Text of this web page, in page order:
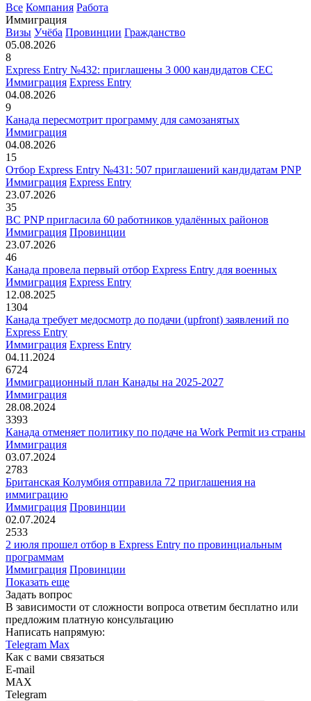
Все Компания Работа
Иммиграция
Визы Учёба Провинции Гражданство
05.08.2026
8
Express Entry №432: приглашены 3 000 кандидатов CEC
Иммиграция Express Entry
04.08.2026
9
Канада пересмотрит программу для самозанятых
Иммиграция
04.08.2026
15
Отбор Express Entry №431: 507 приглашений кандидатам PNP
Иммиграция Express Entry
23.07.2026
35
BC PNP пригласила 60 работников удалённых районов
Иммиграция Провинции
23.07.2026
46
Канада провела первый отбор Express Entry для военных
Иммиграция Express Entry
12.08.2025
1304
Канада требует медосмотр до подачи (upfront) заявлений по
Express Entry
Иммиграция Express Entry
04.11.2024
6724
Иммиграционный план Канады на 2025-2027
Иммиграция
28.08.2024
3393
Канада отменяет политику по подаче на Work Permit из страны
Иммиграция
03.07.2024
2783
Британская Колумбия отправила 72 приглашения на
иммиграцию
Иммиграция Провинции
02.07.2024
2533
2 июля прошел отбор в Express Entry по провинциальным
программам
Иммиграция Провинции
Показать еще
Задать вопрос
В зависимости от сложности вопроса ответим бесплатно или
предложим платную консультацию
Написать напрямую:
Telegram Max
Как с вами связаться
E-mail
MAX
Telegram